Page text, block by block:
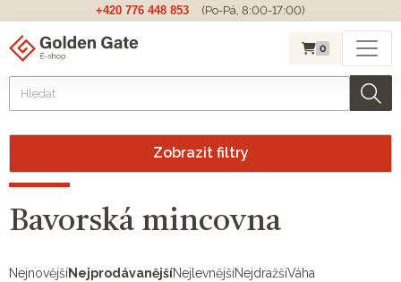
+420 776 448 853 (Po-Pá, 8:00-17:00)
0
Zobrazit filtry
Bavorská mincovna
NejnovějšíNejprodávanějšíNejlevnějšíNejdražšíVáha